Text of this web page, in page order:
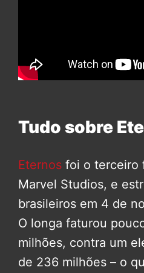
Tudo sobre
Eternos foi o terceiro
Marvel Studios, e
brasileiros em 4 de
O longa faturou
milhões, contra um
de 236 milhões – o